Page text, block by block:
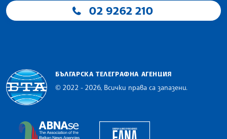
02 9262 210
БЪЛГАРСКА ТЕЛЕГРАФНА АГЕНЦИЯ
© 2022 - 2026, Всички права са запазени.
The Assocoation of the Balkan News Agencies